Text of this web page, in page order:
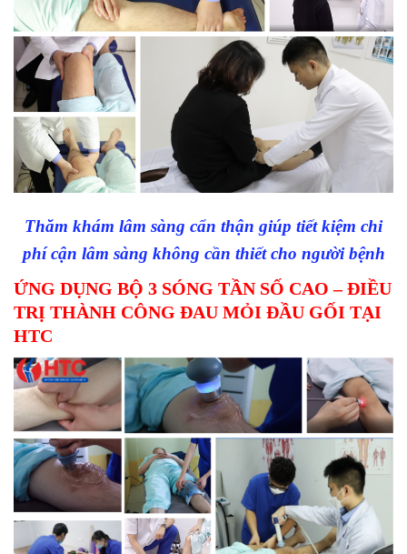
Thăm khám lâm sàng cẩn thận giúp tiết kiệm chi
phí cận lâm sàng không cần thiết cho người bệnh
ỨNG DỤNG BỘ 3 SÓNG TẦN SỐ CAO – ĐIỀU
TRỊ THÀNH CÔNG ĐAU MỎI ĐẦU GỐI TẠI
HTC